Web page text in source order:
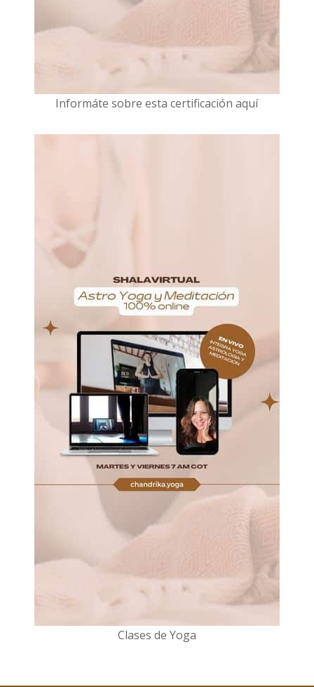
Informáte sobre esta certificación aquí
Clases de Yoga